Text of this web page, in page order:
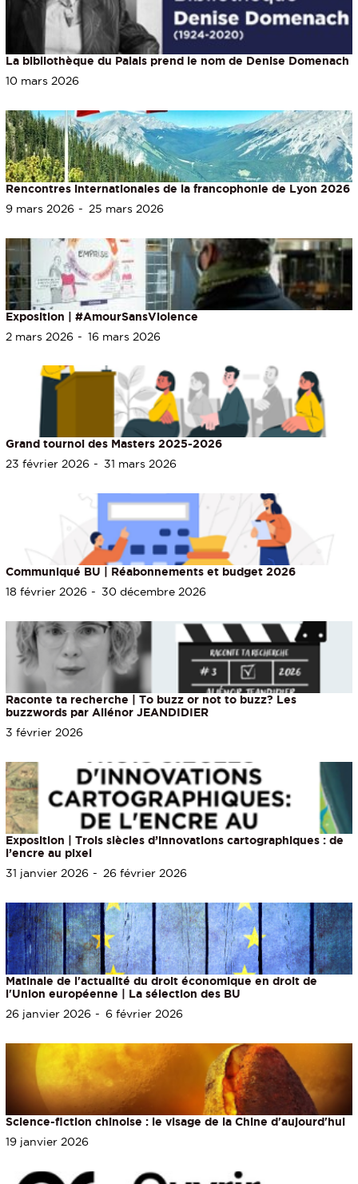
La bibliothèque du Palais prend le nom de Denise Domenach
10 mars 2026
Rencontres internationales de la francophonie de Lyon 2026
9 mars 2026
25 mars 2026
Exposition | #AmourSansViolence
2 mars 2026
16 mars 2026
Grand tournoi des Masters 2025-2026
23 février 2026
31 mars 2026
Communiqué BU | Réabonnements et budget 2026
18 février 2026
30 décembre 2026
Raconte ta recherche | To buzz or not to buzz? Les
buzzwords par Aliénor JEANDIDIER
3 février 2026
Exposition | Trois siècles d’innovations cartographiques : de
l’encre au pixel
31 janvier 2026
26 février 2026
Matinale de l'actualité du droit économique en droit de
l'Union européenne | La sélection des BU
26 janvier 2026
6 février 2026
Science-fiction chinoise : le visage de la Chine d'aujourd'hui
19 janvier 2026